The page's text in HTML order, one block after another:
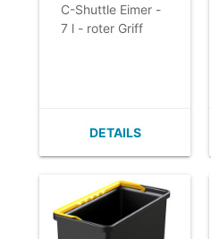
C-Shuttle Eimer -
7 l - roter Griff
DETAILS